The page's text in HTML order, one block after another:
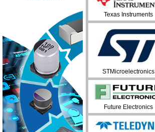
Texas Instruments
STMicroelectronics
Future Electronics